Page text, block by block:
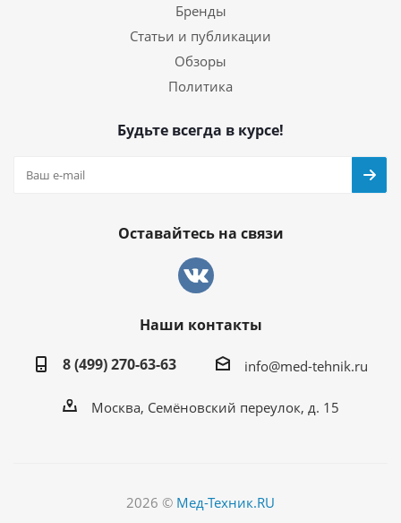
Бренды
Статьи и публикации
Обзоры
Политика
Будьте всегда в курсе!
Оставайтесь на связи
Наши контакты
8 (499) 270-63-63
info@med-tehnik.ru
Москва, Семёновский переулок, д. 15
2026 © Мед-Техник.RU